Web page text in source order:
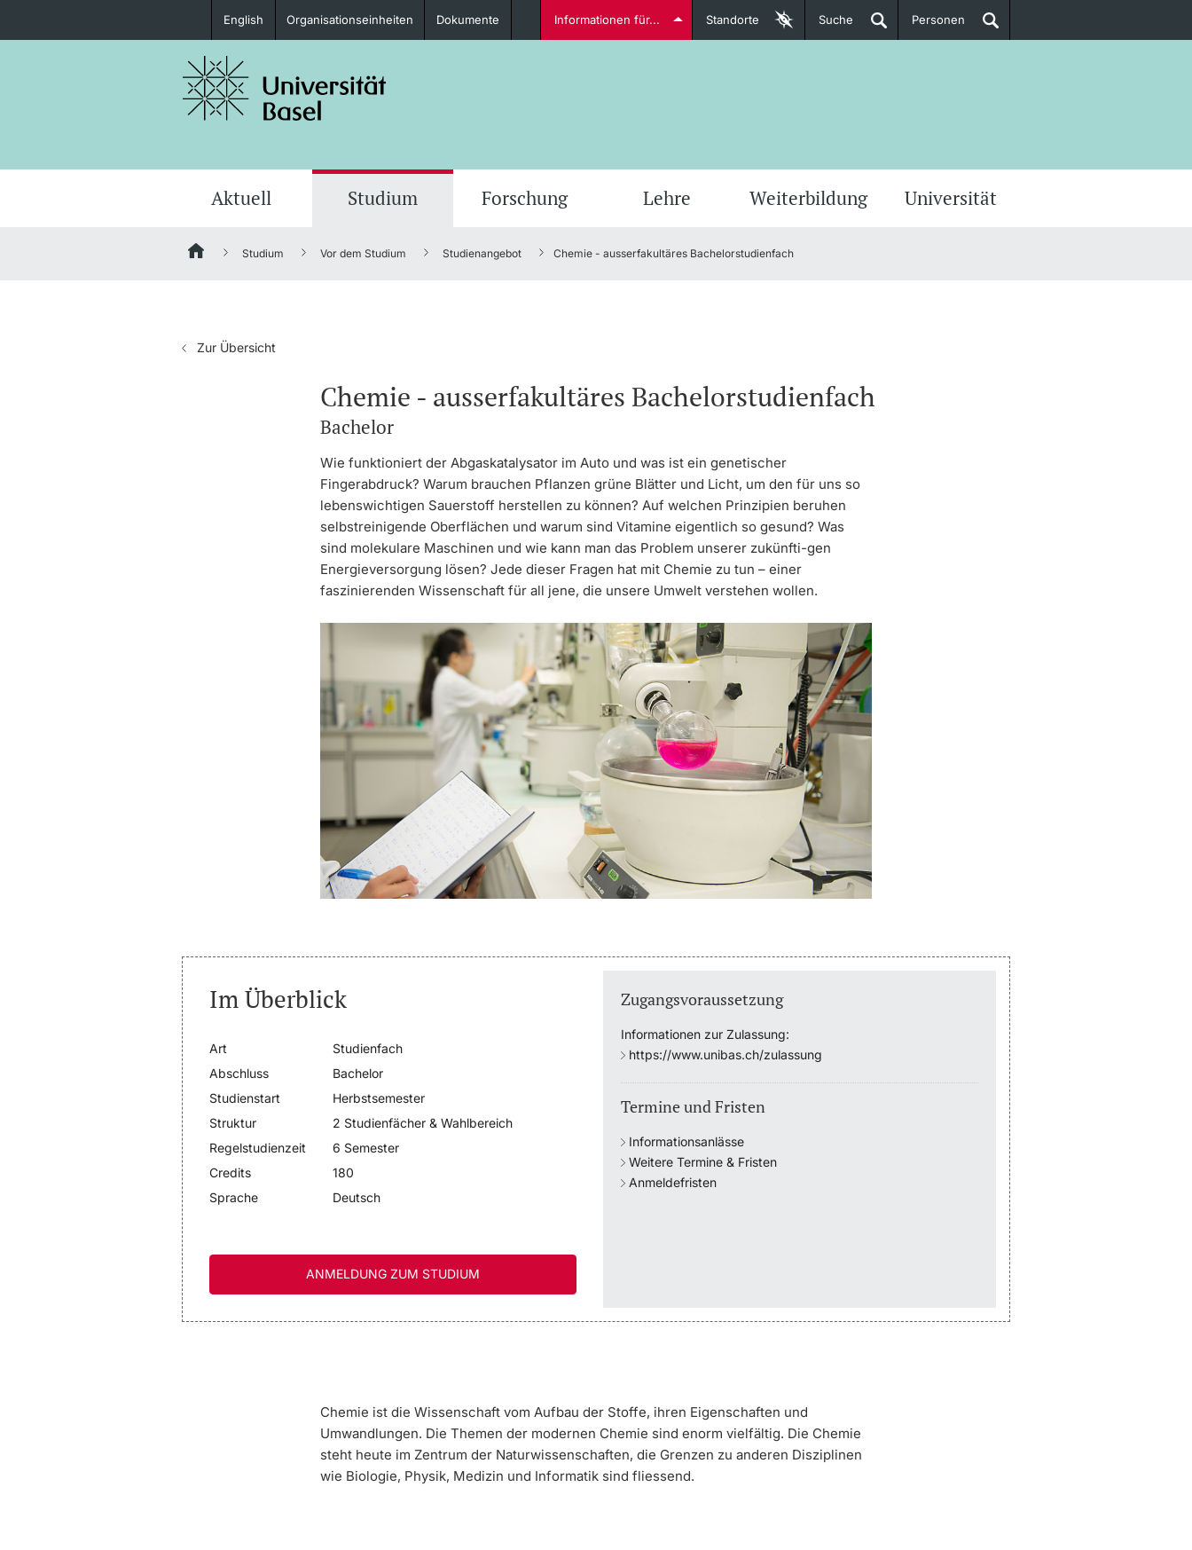
Studieninteressierte
Fördernde & Alumni Dozierende
English Organisationseinheiten Dokumente Informationen für... Standorte Suche Personen
Aktuell Studium Forschung Lehre Weiterbildung Universität
Studium Vor dem Studium Studienangebot Chemie - ausserfakultäres Bachelorstudienfach
Zur Übersicht
Chemie - ausserfakultäres Bachelorstudienfach
Bachelor
Wie funktioniert der Abgaskatalysator im Auto und was ist ein genetischer
Fingerabdruck? Warum brauchen Pflanzen grüne Blätter und Licht, um den für uns so
lebenswichtigen Sauerstoff herstellen zu können? Auf welchen Prinzipien beruhen
selbstreinigende Oberflächen und warum sind Vitamine eigentlich so gesund? Was
sind molekulare Maschinen und wie kann man das Problem unserer zukünfti-gen
Energieversorgung lösen? Jede dieser Fragen hat mit Chemie zu tun – einer
faszinierenden Wissenschaft für all jene, die unsere Umwelt verstehen wollen.
Im Überblick
Art
Studienfach
Abschluss
Bachelor
Studienstart
Herbstsemester
Struktur
2 Studienfächer & Wahlbereich
Regelstudienzeit
6 Semester
Credits
180
Sprache
Deutsch
ANMELDUNG ZUM STUDIUM
Zugangsvoraussetzung
Informationen zur Zulassung:
https://www.unibas.ch/zulassung
Termine und Fristen
Informationsanlässe
Weitere Termine & Fristen
Anmeldefristen
Chemie ist die Wissenschaft vom Aufbau der Stoffe, ihren Eigenschaften und
Umwandlungen. Die Themen der modernen Chemie sind enorm vielfältig. Die Chemie
steht heute im Zentrum der Naturwissenschaften, die Grenzen zu anderen Disziplinen
wie Biologie, Physik, Medizin und Informatik sind fliessend.